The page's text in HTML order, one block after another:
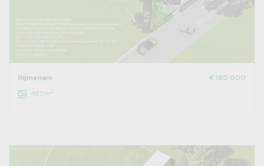
Rijmenam
€ 180.000
482m2